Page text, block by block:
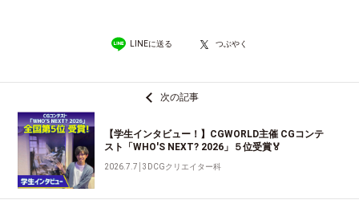
LINEに送る つぶやく
次の記事
【学生インタビュー！】CGWORLD主催 CGコンテ
スト「WHO'S NEXT? 2026」５位受賞🏅
2026.7.7 │3DCGクリエイター科